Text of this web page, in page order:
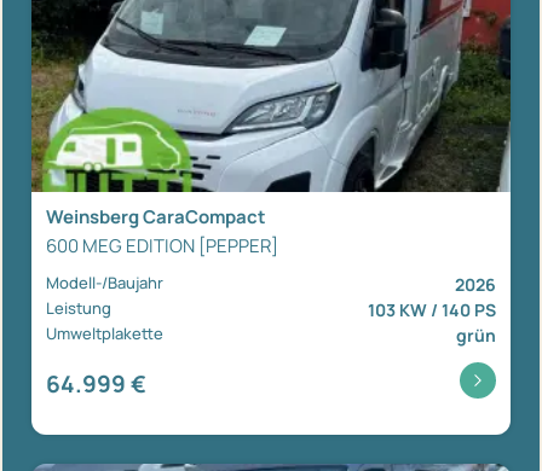
Weinsberg CaraCompact
600 MEG EDITION [PEPPER]
Modell-/Baujahr 2026
Leistung 103 KW / 140 PS
Umweltplakette grün
64.999 €